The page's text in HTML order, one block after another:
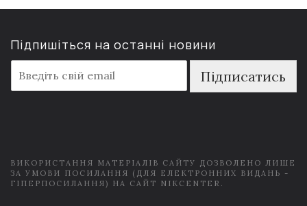
Підпишіться на останні новини
m
a
Підписатись
ВИКОРИСТАННЯ МАТЕРІАЛІВ САЙТУ ДОЗВОЛЕНО ЛИШЕ
ЗА УМОВИ ПОСИЛАННЯ (ДЛЯ ЕЛЕКТРОННИХ ВИДАНЬ -
ГІПЕРПОСИЛАННЯ) НА САЙТ NIKCENTER.